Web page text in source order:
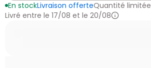
En stockLivraison offerteQuantité limitée
Livré entre le 17/08 et le 20/08